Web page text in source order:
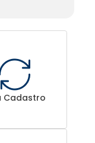
Cadastro